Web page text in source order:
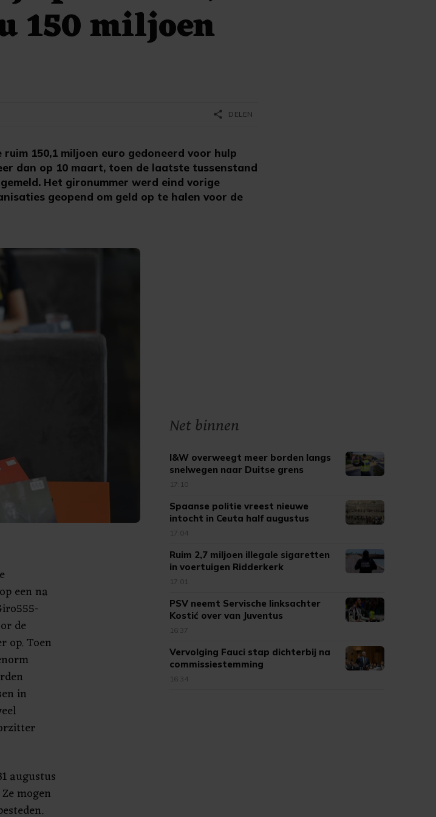
150 miljoen
150,1 miljoen euro gedoneerd voor hulp
dan op 10 maart, toen de laatste tussenstand
Het gironummer werd eind vorige
geopend om geld op te halen voor de
share DELEN
een na
de
op. Toen
in
augustus
mogen
Net binnen
I&W overweegt meer borden langs
snelwegen naar Duitse grens
17:10
Spaanse politie vreest nieuwe
intocht in Ceuta half augustus
17:04
Ruim 2,7 miljoen illegale sigaretten
in voertuigen Ridderkerk
17:01
PSV neemt Servische linksachter
Kostić over van Juventus
16:37
Vervolging Fauci stap dichterbij na
commissiestemming
16:34